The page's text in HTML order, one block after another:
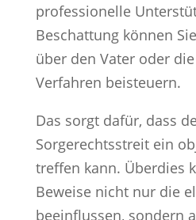
professionelle
Beschattung können
über den Vater oder
Verfahren beisteuern.
Das sorgt dafür, dass
Sorgerechtsstreit ein
treffen kann. Überdies
Beweise nicht nur die
beeinflussen, sondern